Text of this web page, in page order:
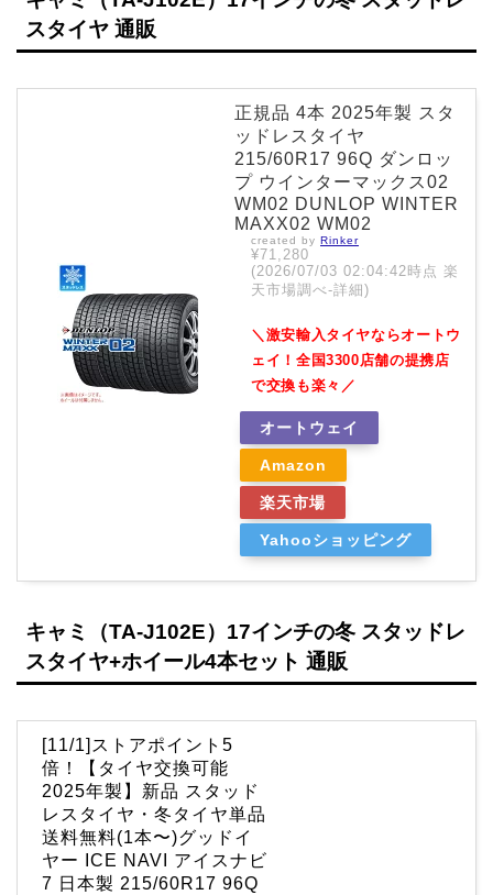
スタイヤ 通販
正規品 4本 2025年製 スタ
ッドレスタイヤ
215/60R17 96Q ダンロッ
プ ウインターマックス02
WM02 DUNLOP WINTER
MAXX02 WM02
created by Rinker
¥71,280
(2026/07/03 02:04:42時点 楽
天市場調べ-詳細)
＼激安輸入タイヤならオートウ
ェイ！全国3300店舗の提携店
で交換も楽々／
オートウェイ
Amazon
楽天市場
Yahooショッピング
キャミ（TA-J102E）17インチの冬 スタッドレ
スタイヤ+ホイール4本セット 通販
[11/1]ストアポイント5
倍！【タイヤ交換可能
2025年製】新品 スタッド
レスタイヤ・冬タイヤ単品
送料無料(1本〜)グッドイ
ヤー ICE NAVI アイスナビ
7 日本製 215/60R17 96Q